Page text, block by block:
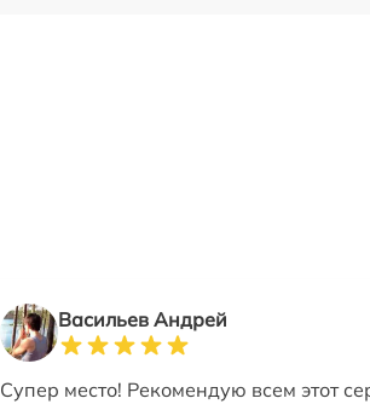
Васильев Андрей
Супер место! Рекомендую всем этот